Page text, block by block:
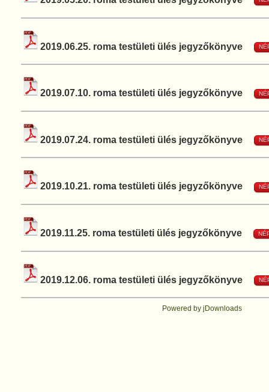
2019.06.25. roma testületi ülés jegyzőkönyve
2019.07.10. roma testületi ülés jegyzőkönyve
2019.07.24. roma testületi ülés jegyzőkönyve
2019.10.21. roma testületi ülés jegyzőkönyve
2019.11.25. roma testületi ülés jegyzőkönyve
2019.12.06. roma testületi ülés jegyzőkönyve
Powered by jDownloads